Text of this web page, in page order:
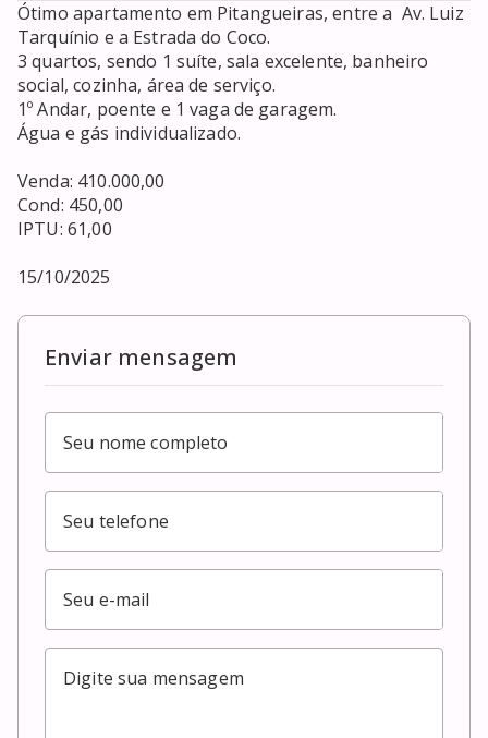
Ótimo apartamento em Pitangueiras, entre a  Av. Luiz
Tarquínio e a Estrada do Coco.
3 quartos, sendo 1 suíte, sala excelente, banheiro
social, cozinha, área de serviço.
1º Andar, poente e 1 vaga de garagem.
Água e gás individualizado.
Venda: 410.000,00
Cond: 450,00
IPTU: 61,00
15/10/2025
Enviar mensagem